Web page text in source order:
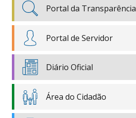
Portal da Transparência
Portal de Servidor
Diário Oficial
Área do Cidadão